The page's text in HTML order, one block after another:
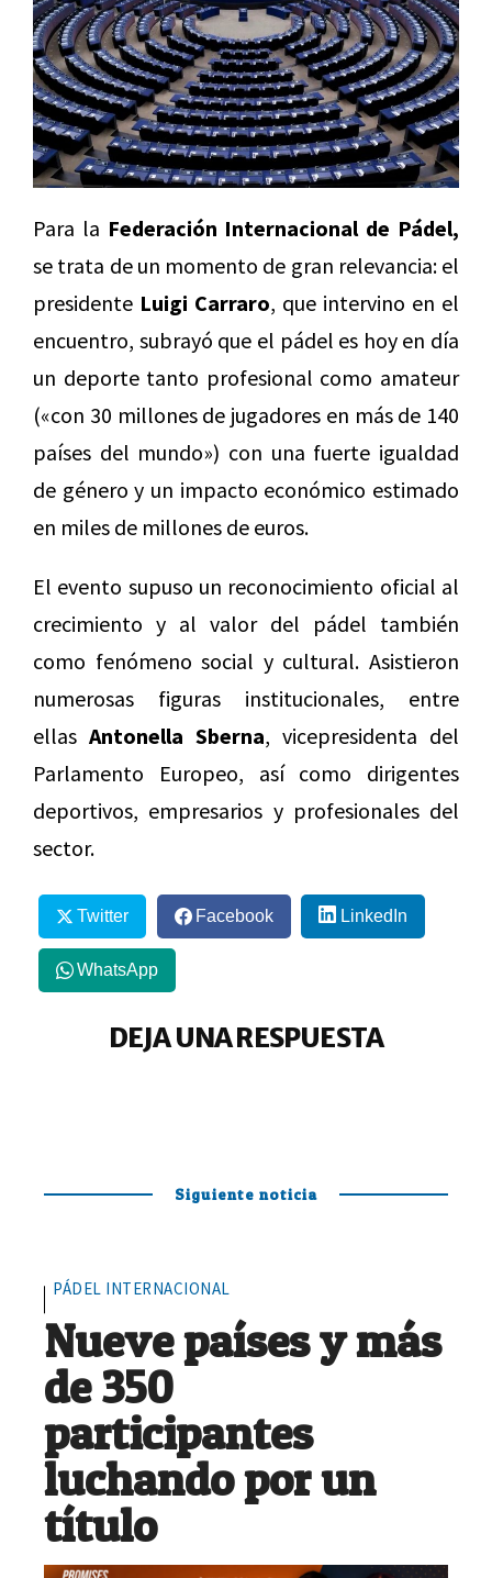
Para la Federación Internacional de Pádel,
se trata de un momento de gran relevancia: el
presidente Luigi Carraro, que intervino en el
encuentro, subrayó que el pádel es hoy en día
un deporte tanto profesional como amateur
(«con 30 millones de jugadores en más de 140
países del mundo») con una fuerte igualdad
de género y un impacto económico estimado
en miles de millones de euros.
El evento supuso un reconocimiento oficial al
crecimiento y al valor del pádel también
como fenómeno social y cultural. Asistieron
numerosas figuras institucionales, entre
ellas Antonella Sberna, vicepresidenta del
Parlamento Europeo, así como dirigentes
deportivos, empresarios y profesionales del
sector.
Twitter Facebook LinkedIn
WhatsApp
DEJA UNA RESPUESTA
Siguiente noticia
PÁDEL INTERNACIONAL
Nueve países y más
de 350
participantes
luchando por un
título